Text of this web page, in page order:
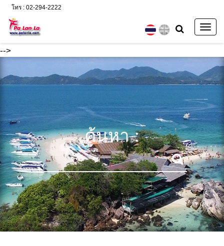
-->
โทร : 02-294-2222
ค้นหา :